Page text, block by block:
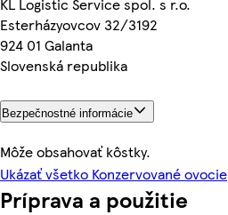
Esterházyovcov 32/3192
924 01 Galanta
Slovenská republika
Bezpečnostné informácie
Môže obsahovať kôstky.
Ukázať všetko Konzervované ovocie
Príprava a použitie